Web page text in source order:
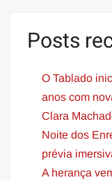
Posts
O Tablado
anos com
Clara
Noite dos
prévia
A herança